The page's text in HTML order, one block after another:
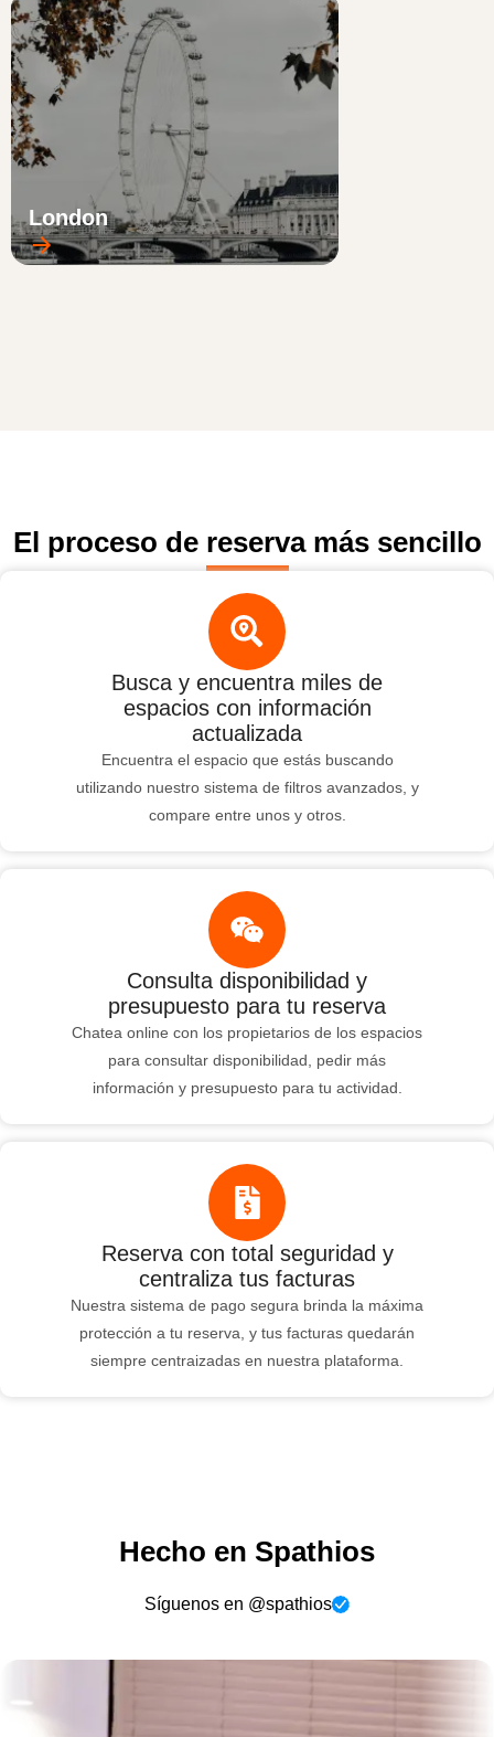
London
El proceso de reserva más sencillo
Busca y encuentra miles de
espacios con información
actualizada
Encuentra el espacio que estás buscando
utilizando nuestro sistema de filtros avanzados, y
compare entre unos y otros.
Consulta disponibilidad y
presupuesto para tu reserva
Chatea online con los propietarios de los espacios
para consultar disponibilidad, pedir más
información y presupuesto para tu actividad.
Reserva con total seguridad y
centraliza tus facturas
Nuestra sistema de pago segura brinda la máxima
protección a tu reserva, y tus facturas quedarán
siempre centraizadas en nuestra plataforma.
Hecho en Spathios
Síguenos en @spathios